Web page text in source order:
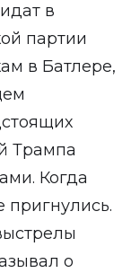
в
партии
в Батлере,
Трампа
Когда
пригнулись.
о